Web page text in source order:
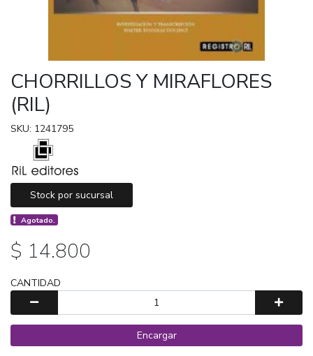
CHORRILLOS Y MIRAFLORES
(RIL)
SKU: 1241795
Stock por sucursal
Agotado.
$ 14.800
CANTIDAD
Encargar